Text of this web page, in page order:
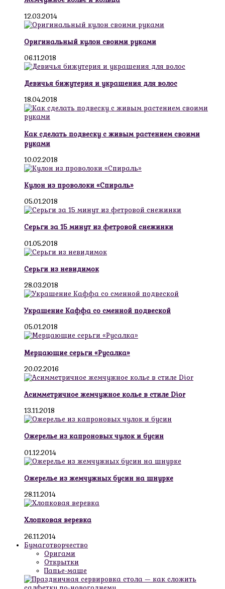
12.03.2014
Оригинальный кулон своими руками
06.11.2018
Девичья бижутерия и украшения для волос
18.04.2018
Как сделать подвеску с живым растением своими
руками
10.02.2018
Кулон из проволоки «Спираль»
05.01.2018
Серьги за 15 минут из фетровой снежинки
01.05.2018
Серьги из невидимок
28.03.2018
Украшение Каффа со сменной подвеской
05.01.2018
Мерцающие серьги «Русалка»
20.02.2016
Асимметричное жемчужное колье в стиле Dior
13.11.2018
Ожерелье из капроновых чулок и бусин
01.12.2014
Ожерелье из жемчужных бусин на шнурке
28.11.2014
Хлопковая веревка
26.11.2014
Бумаготворчество
Оригами
Открытки
Папье-маше